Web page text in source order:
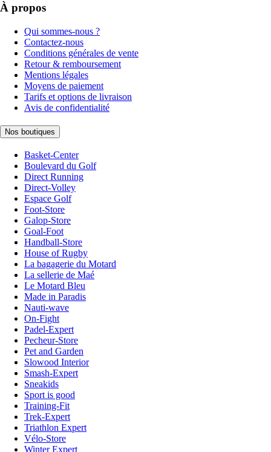
À propos
Qui sommes-nous ?
Contactez-nous
Conditions générales de vente
Retour & remboursement
Mentions légales
Moyens de paiement
Tarifs et options de livraison
Avis de confidentialité
Nos boutiques
Basket-Center
Boulevard du Golf
Direct Running
Direct-Volley
Espace Golf
Foot-Store
Galop-Store
Goal-Foot
Handball-Store
House of Rugby
La bagagerie du Motard
La sellerie de Maé
Le Motard Bleu
Made in Paradis
Nauti-wave
On-Fight
Padel-Expert
Pecheur-Store
Pet and Garden
Slowood Interior
Smash-Expert
Sneakids
Sport is good
Training-Fit
Trek-Expert
Triathlon Expert
Vélo-Store
Winter Expert